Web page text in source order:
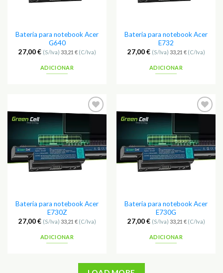
Bateria para notebook Acer
G640
27,00€ (S/Iva) 33,21 €(C/Iva)
ADICIONAR
Bateria para notebook Acer
E732
27,00€ (S/Iva) 33,21 €(C/Iva)
ADICIONAR
Favoritos
Bateria para notebook Acer
E730Z
27,00€ (S/Iva) 33,21 €(C/Iva)
ADICIONAR
Favoritos
Bateria para notebook Acer
E730G
27,00€ (S/Iva) 33,21 €(C/Iva)
ADICIONAR